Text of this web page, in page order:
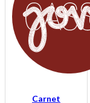
Carnet